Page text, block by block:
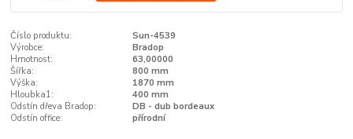
Číslo produktu:
Sun-4539
Výrobce:
Bradop
Hmotnost:
63,00000
Šířka:
800 mm
Výška:
1870 mm
Hloubka1:
400 mm
Odstín dřeva Bradop:
DB - dub bordeaux
Odstín office:
přírodní